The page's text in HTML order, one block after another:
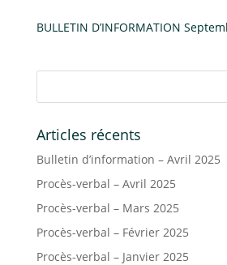
BULLETIN D’INFORMATION
Articles récents
Bulletin d’information – Avril 2025
Procès-verbal – Avril 2025
Procès-verbal – Mars 2025
Procès-verbal – Février 2025
Procès-verbal – Janvier 2025